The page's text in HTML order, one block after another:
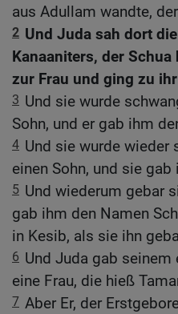
aus Adullam wandte,
2 Und Juda sah dort
Kanaaniters, der
zur Frau und ging zu
3 Und sie wurde
Sohn, und er gab ihm
4 Und sie wurde wieder
einen Sohn, und sie
5 Und wiederum gebar
gab ihm den Namen
in Kesib, als sie ihn
6 Und Juda gab seinem
eine Frau, die hieß
7 Aber Er, der